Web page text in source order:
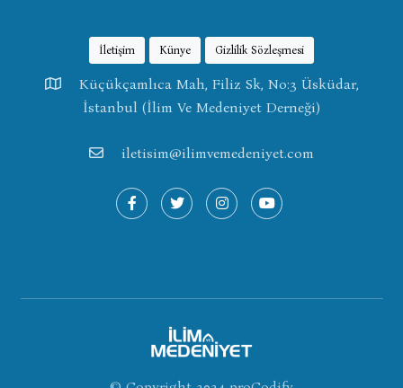
İletişim Künye Gizlilik Sözleşmesi
Küçükçamlıca Mah, Filiz Sk, No:3 Üsküdar,
İstanbul (İlim Ve Medeniyet Derneği)
iletisim@ilimvemedeniyet.com